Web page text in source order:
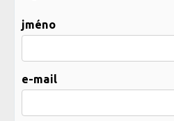
jméno
e-mail